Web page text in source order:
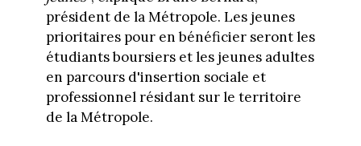
président de la Métropole. Les jeunes
prioritaires pour en bénéficier seront les
étudiants boursiers et les jeunes adultes
en parcours d'insertion sociale et
professionnel résidant sur le territoire
de la Métropole.